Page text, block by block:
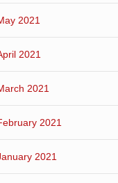
2021
2021
2021
2021
2021